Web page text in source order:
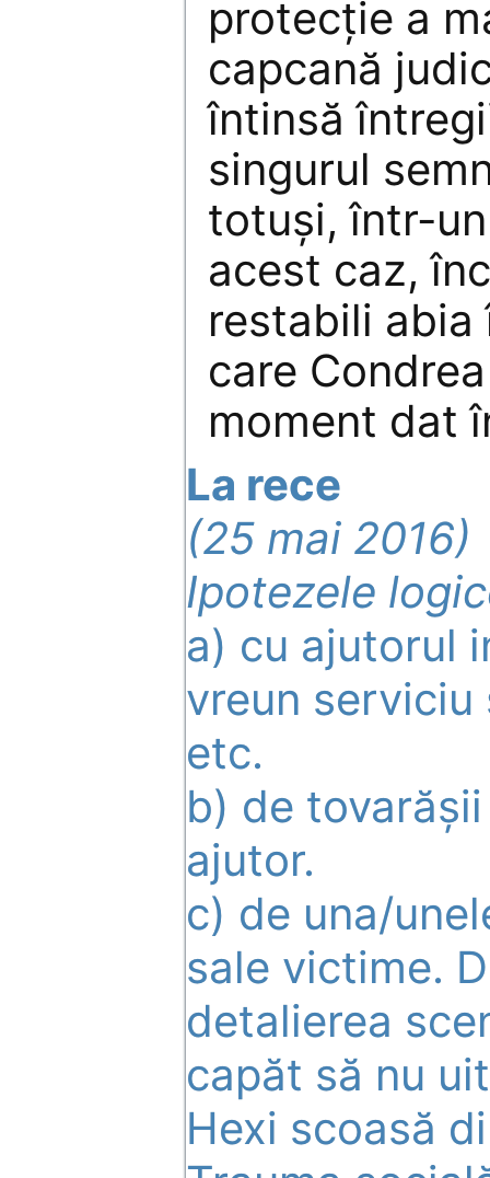
protecție a
capcană
întinsă
singurul
totuși, într-
acest caz,
restabili abia
care
moment dat
La rece
(25 mai 2016)
Ipotezele
a) cu ajutorul
vreun serviciu
etc.
b) de
ajutor.
c) de una/
sale victime.
detalierea
capăt să nu
Hexi scoasă